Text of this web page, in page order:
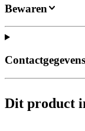
Bewaren
Contactgegevens
Dit product